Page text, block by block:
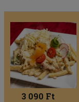
3 090 Ft